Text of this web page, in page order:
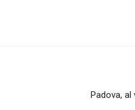
Padova,